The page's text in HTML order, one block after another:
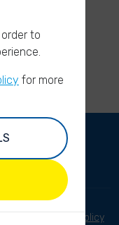
Privacy Policy
to
for more